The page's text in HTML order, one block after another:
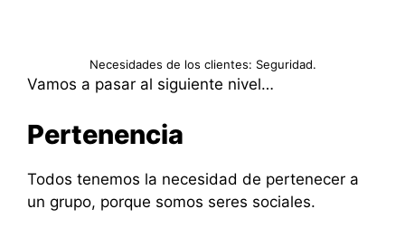
Necesidades de los clientes: Seguridad.
Vamos a pasar al siguiente nivel…
Pertenencia
Todos tenemos la necesidad de pertenecer a
un grupo, porque somos seres sociales.